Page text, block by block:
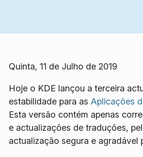
Quinta, 11 de Julho de 2019
Hoje o KDE lançou a terceira
estabilidade para as Aplicações
Esta versão contém apenas
e actualizações de traduções,
actualização segura e agradável